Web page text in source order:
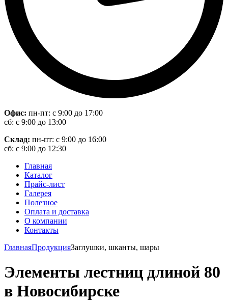
Офис: пн-пт: с 9:00 до 17:00
сб: с 9:00 до 13:00
Склад: пн-пт: с 9:00 до 16:00
сб: с 9:00 до 12:30
Главная
Каталог
Прайс-лист
Галерея
Полезное
Оплата и доставка
О компании
Контакты
ГлавнаяПродукцияЗаглушки, шканты, шары
Элементы лестниц длиной 80
в Новосибирске